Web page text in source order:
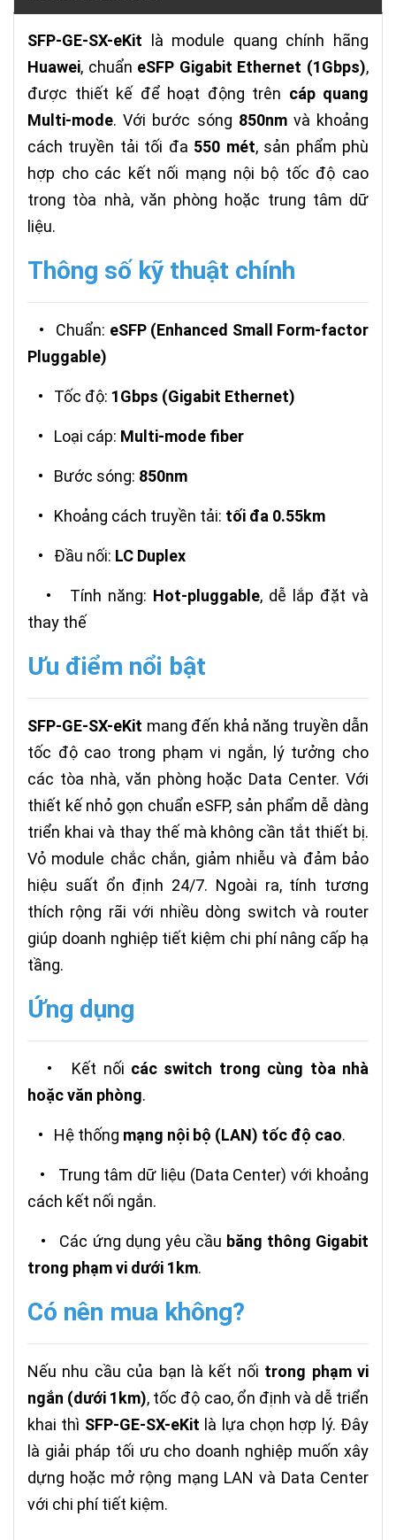
SFP-GE-SX-eKit là module quang chính hãng
Huawei, chuẩn eSFP Gigabit Ethernet (1Gbps),
được thiết kế để hoạt động trên cáp quang
Multi-mode. Với bước sóng 850nmvà khoảng
cách truyền tải tối đa 550 mét, sản phẩm phù
hợp cho các kết nối mạng nội bộ tốc độ cao
trong tòa nhà, văn phòng hoặc trung tâm dữ
liệu.
Thông số kỹ thuật chính
• Chuẩn: eSFP (Enhanced Small Form-factor
Pluggable)
• Tốc độ: 1Gbps (Gigabit Ethernet)
• Loại cáp: Multi-mode fiber
• Bước sóng: 850nm
• Khoảng cách truyền tải: tối đa 0.55km
• Đầu nối: LC Duplex
• Tính năng: Hot-pluggable, dễ lắp đặt và
thay thế
Ưu điểm nổi bật
SFP-GE-SX-eKit mang đến khả năng truyền dẫn
tốc độ cao trong phạm vi ngắn, lý tưởng cho
các tòa nhà, văn phòng hoặc Data Center. Với
thiết kế nhỏ gọn chuẩn eSFP, sản phẩm dễ dàng
triển khai và thay thế mà không cần tắt thiết bị.
Vỏ module chắc chắn, giảm nhiễu và đảm bảo
hiệu suất ổn định 24/7. Ngoài ra, tính tương
thích rộng rãi với nhiều dòng switch và router
giúp doanh nghiệp tiết kiệm chi phí nâng cấp hạ
tầng.
Ứng dụng
• Kết nối các switch trong cùng tòa nhà
hoặc văn phòng.
• Hệ thống mạng nội bộ (LAN) tốc độ cao.
• Trung tâm dữ liệu (Data Center) với khoảng
cách kết nối ngắn.
• Các ứng dụng yêu cầu băng thông Gigabit
trong phạm vi dưới 1km.
Có nên mua không?
Nếu nhu cầu của bạn là kết nối trong phạm vi
ngắn (dưới 1km), tốc độ cao, ổn định và dễ triển
khai thì SFP-GE-SX-eKit là lựa chọn hợp lý. Đây
là giải pháp tối ưu cho doanh nghiệp muốn xây
dựng hoặc mở rộng mạng LAN và Data Center
với chi phí tiết kiệm.